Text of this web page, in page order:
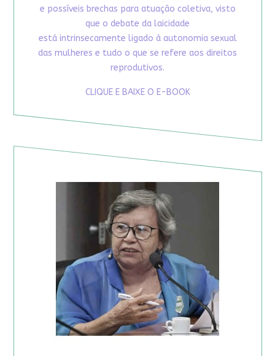
e possíveis brechas para atuação coletiva, visto
que o debate da laicidade
está intrinsecamente ligado à autonomia sexual
das mulheres e tudo o que se refere aos direitos
reprodutivos.
CLIQUE E BAIXE O E-BOOK